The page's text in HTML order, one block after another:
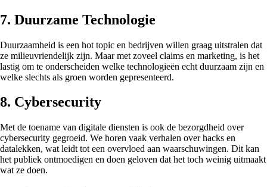
7. Duurzame Technologie
Duurzaamheid is een hot topic en bedrijven willen graag uitstralen dat
ze milieuvriendelijk zijn. Maar met zoveel claims en marketing, is het
lastig om te onderscheiden welke technologieën echt duurzaam zijn en
welke slechts als groen worden gepresenteerd.
8. Cybersecurity
Met de toename van digitale diensten is ook de bezorgdheid over
cybersecurity gegroeid. We horen vaak verhalen over hacks en
datalekken, wat leidt tot een overvloed aan waarschuwingen. Dit kan
het publiek ontmoedigen en doen geloven dat het toch weinig uitmaakt
wat ze doen.